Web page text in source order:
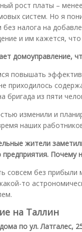
рост платы –
систем. Но я
без налога на
и им кажется,
домоуправление,
повышать
приходилось
бригада из пяти
изменили и
наших
жители
Почему
совсем без
то
на Таллин
по ул. Латгалес,